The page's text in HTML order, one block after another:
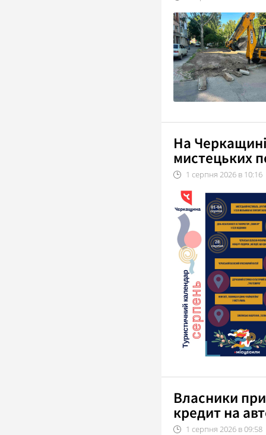
На
мистецьких
1 серпня 2026 в 10:16
Власники
кредит на
1 серпня 2026 в09:58